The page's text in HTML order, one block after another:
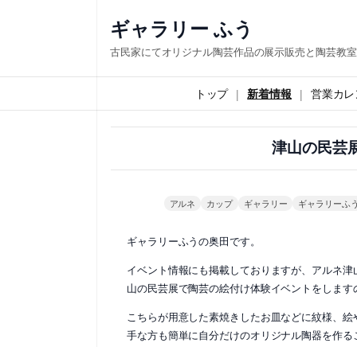
ス
キ
ギャラリー ふう
古民家にてオリジナル陶芸作品の展示販売と陶芸教
トップ 新着情報 営業カ
津山の民芸
アルネ カップ ギャラリー ギャラリーふ
ギャラリーふうの奥田です。
イベント情報にも掲載しておりますが、アルネ
山の民芸展で陶芸の絵付け体験イベントをしま
こちらが用意した素焼きしたお皿などに紋様、
手な方も簡単に自分だけのオリジナル陶器を作